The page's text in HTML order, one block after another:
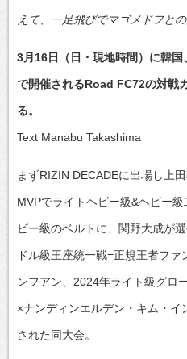
えて、一足飛びでマゴメドフと
3月16日（日・現地時間）に韓
で開催されるRoad FC72の対戦
る。
Text Manabu Takashima
まずRIZIN DECADEに出場し上
MVPでライトヘビー級&ヘビー
ビー級のベルトに、関野大成が
ドル級王座統一戦=正規王者フ
ンフアン、2024年ライト級グロ
×ナンディンエルデン・キム・イ
された同大会。